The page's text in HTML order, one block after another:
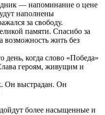
— напоминание о цене
наполнены
за свободу.
памяти. Спасибо за
возможность жить без
день, когда слово «Победа»
героям, живущим и
Он выстрадан. Он
более насыщенные и